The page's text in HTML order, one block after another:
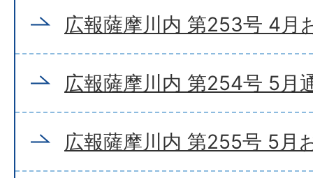
広報薩摩川内 第253号 4月
広報薩摩川内 第254号 5月
広報薩摩川内 第255号 5月